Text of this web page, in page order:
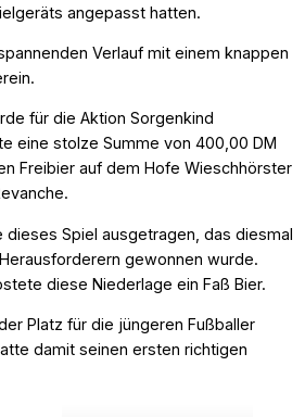
angepasst hatten.
Verlauf mit einem knappen
für die Aktion Sorgenkind
eine stolze Summe von 400,00 DM
Freibier auf dem Hofe Wieschhörster
Spiel ausgetragen, das diesmal
gewonnen wurde.
diese Niederlage ein Faß Bier.
Platz für die jüngeren Fußballer
damit seinen ersten richtigen